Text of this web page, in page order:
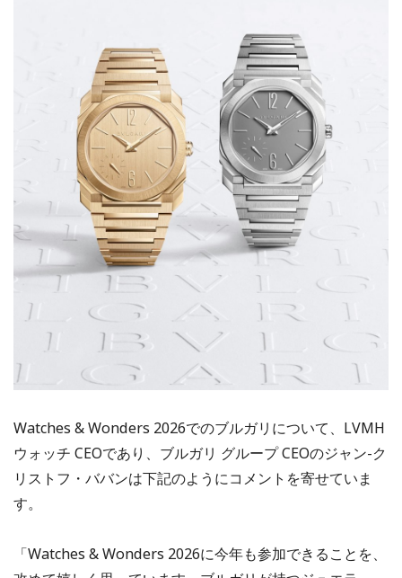
Watches & Wonders 2026でのブルガリについて、LVMH
ウォッチ CEOであり、ブルガリ グループ CEOのジャン-ク
リストフ・ババンは下記のようにコメントを寄せていま
す。
「Watches & Wonders 2026に今年も参加できることを、